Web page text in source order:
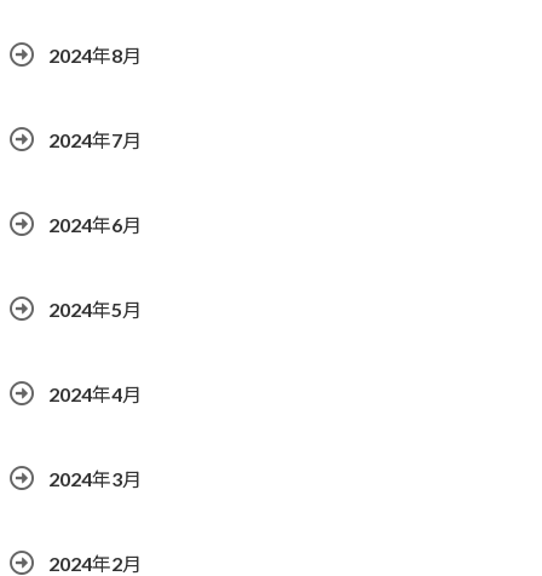
2024年8月
2024年7月
2024年6月
2024年5月
2024年4月
2024年3月
2024年2月